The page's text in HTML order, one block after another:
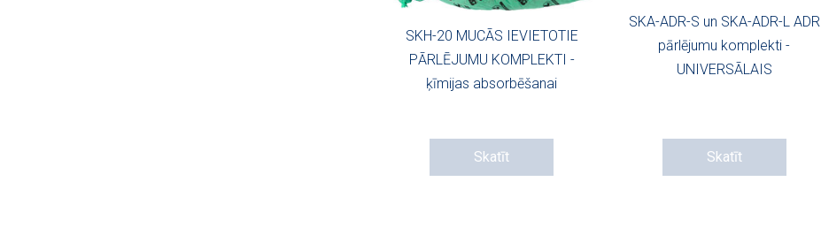
SKH-20 MUCĀS IEVIETOTIE
PĀRLĒJUMU KOMPLEKTI -
ķīmijas absorbēšanai
Skatīt
SKA-ADR-S un SKA-ADR-L ADR
pārlējumu komplekti -
UNIVERSĀLAIS
Skatīt